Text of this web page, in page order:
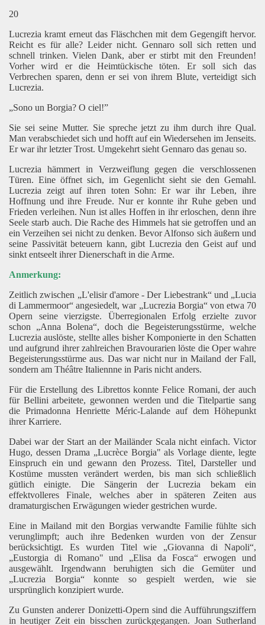
20
Lucrezia kramt erneut das Fläschchen mit dem Gegengift hervor.
Reicht es für alle? Leider nicht. Gennaro soll sich retten und
schnell trinken. Vielen Dank, aber er stirbt mit den Freunden!
Vorher wird er die Heimtückische töten. Er soll sich das
Verbrechen sparen, denn er sei von ihrem Blute, verteidigt sich
Lucrezia.
„Sono un Borgia? O ciel!”
Sie sei seine Mutter. Sie spreche jetzt zu ihm durch ihre Qual.
Man verabschiedet sich und hofft auf ein Wiedersehen im Jenseits.
Er war ihr letzter Trost. Umgekehrt sieht Gennaro das genau so.
Lucrezia hämmert in Verzweiflung gegen die verschlossenen
Türen. Eine öffnet sich, im Gegenlicht sieht sie den Gemahl.
Lucrezia zeigt auf ihren toten Sohn: Er war ihr Leben, ihre
Hoffnung und ihre Freude. Nur er konnte ihr Ruhe geben und
Frieden verleihen. Nun ist alles Hoffen in ihr erloschen, denn ihre
Seele starb auch. Die Rache des Himmels hat sie getroffen und an
ein Verzeihen sei nicht zu denken. Bevor Alfonso sich äußern und
seine Passivität beteuern kann, gibt Lucrezia den Geist auf und
sinkt entseelt ihrer Dienerschaft in die Arme.
Anmerkung:
Zeitlich zwischen „L'elisir d'amore - Der Liebestrank“ und „Lucia
di Lammermoor“ angesiedelt, war „Lucrezia Borgia“ von etwa 70
Opern seine vierzigste. Überregionalen Erfolg erzielte zuvor
schon „Anna Bolena“, doch die Begeisterungsstürme, welche
Lucrezia auslöste, stellte alles bisher Komponierte in den Schatten
und aufgrund ihrer zahlreichen Bravourarien löste die Oper wahre
Begeisterungsstürme aus. Das war nicht nur in Mailand der Fall,
sondern am Théâtre Italiennne in Paris nicht anders.
Für die Erstellung des Librettos konnte Felice Romani, der auch
für Bellini arbeitete, gewonnen werden und die Titelpartie sang
die Primadonna Henriette Méric-Lalande auf dem Höhepunkt
ihrer Karriere.
Dabei war der Start an der Mailänder Scala nicht einfach. Victor
Hugo, dessen Drama „Lucrèce Borgia" als Vorlage diente, legte
Einspruch ein und gewann den Prozess. Titel, Darsteller und
Kostüme mussten verändert werden, bis man sich schließlich
gütlich einigte. Die Sängerin der Lucrezia bekam ein
effektvolleres Finale, welches aber in späteren Zeiten aus
dramaturgischen Erwägungen wieder gestrichen wurde.
Eine in Mailand mit den Borgias verwandte Familie fühlte sich
verunglimpft; auch ihre Bedenken wurden von der Zensur
berücksichtigt. Es wurden Titel wie „Giovanna di Napoli“,
„Eustorgia di Romano" und „Elisa da Fosca“ erwogen und
ausgewählt. Irgendwann beruhigten sich die Gemüter und
„Lucrezia Borgia“ konnte so gespielt werden, wie sie
ursprünglich konzipiert wurde.
Zu Gunsten anderer Donizetti-Opern sind die Aufführungsziffern
in heutiger Zeit ein bisschen zurückgegangen. Joan Sutherland